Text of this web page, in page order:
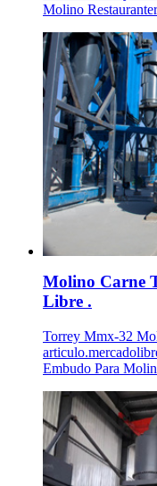
Molino
Molino Carne
Libre .
Torrey Mmx-32
Embudo Para